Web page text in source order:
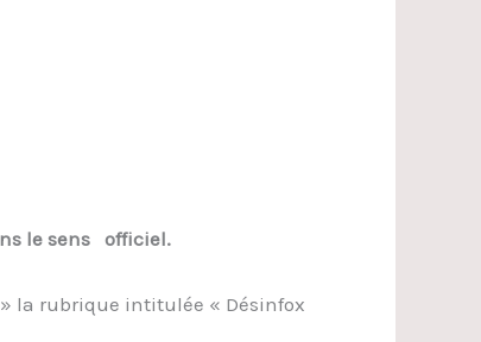
le sens officiel.
la rubrique intitulée « Désinfox